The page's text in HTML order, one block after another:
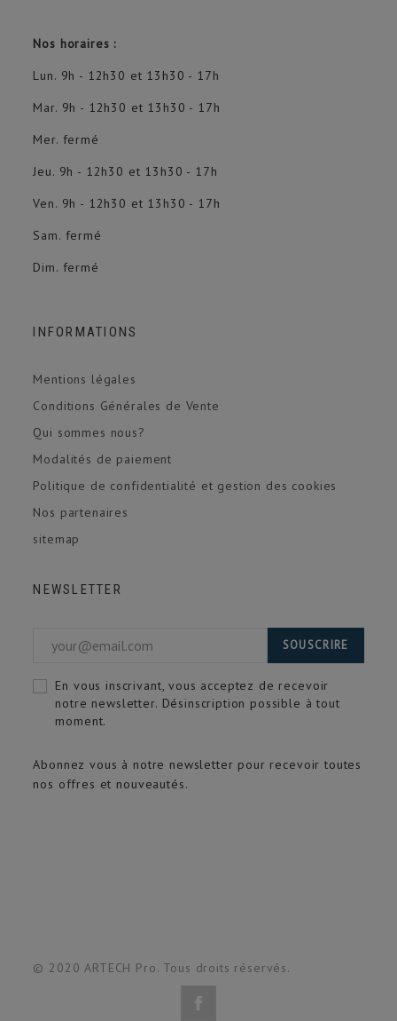
Nos horaires :
Lun. 9h - 12h30 et 13h30 - 17h
Mar. 9h - 12h30 et 13h30 - 17h
Mer. fermé
Jeu. 9h - 12h30 et 13h30 - 17h
Ven. 9h - 12h30 et 13h30 - 17h
Sam. fermé
Dim. fermé
INFORMATIONS
Mentions légales
Conditions Générales de Vente
Qui sommes nous?
Modalités de paiement
Politique de confidentialité et gestion des cookies
Nos partenaires
sitemap
NEWSLETTER
Abonnez vous à notre newsletter pour recevoir toutes
nos offres et nouveautés.
SOUSCRIRE
En vous inscrivant, vous acceptez de recevoir
notre newsletter. Désinscription possible à tout
moment.
© 2020 ARTECH Pro. Tous droits réservés.